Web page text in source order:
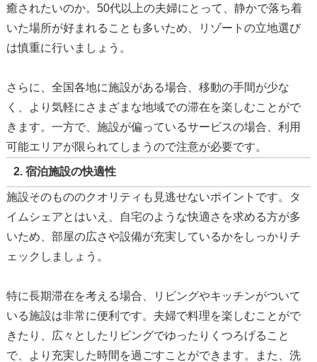
癒されたいのか。50代以上の夫婦にとって、静かで落ち着
いた場所が好まれることも多いため、リゾートの立地選び
は慎重に行いましょう。
さらに、全国各地に施設がある場合、移動の手間が少な
く、より気軽にさまざまな地域での滞在を楽しむことがで
きます。一方で、施設が偏っているサービスの場合、利用
可能エリアが限られてしまうので注意が必要です。
2. 宿泊施設の快適性
施設そのもののクオリティも見逃せないポイントです。タ
イムシェアとはいえ、自宅のような快適さを求める方が多
いため、部屋の広さや設備が充実しているかをしっかりチ
ェックしましょう。
特に長期滞在を考える場合、リビングやキッチンがついて
いる施設は非常に便利です。夫婦で料理を楽しむことがで
きたり、広々としたリビングでゆったりくつろげること
で、より充実した時間を過ごすことができます。また、洗